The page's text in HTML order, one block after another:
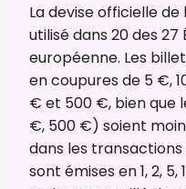
La devise officielle
utilisé dans 20 des
européenne. Les
en coupures de 5 €,
€ et 500 €, bien que
€, 500 €) soient
dans les transactions
sont émises en 1, 2,